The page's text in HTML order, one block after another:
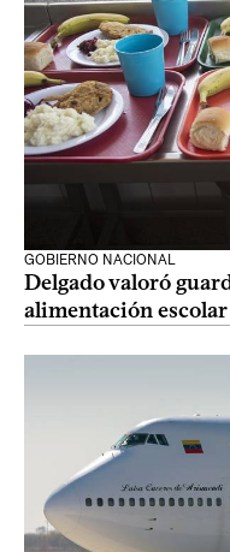
GOBIERNO NACIONAL
Delgado valoró
alimentación